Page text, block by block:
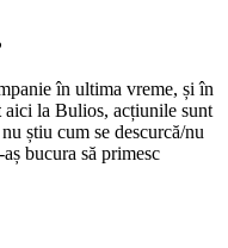
în ultima vreme, și în
aici la Bulios, acțiunile sunt
știu cum se descurcă/nu
bucura să primesc